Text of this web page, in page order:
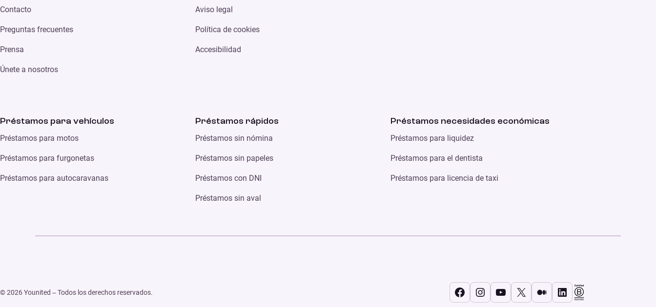
Contacto
Preguntas frecuentes
Prensa
Únete a nosotros
Aviso legal
Política de cookies
Accesibilidad
Préstamos para vehículos
Préstamos para motos
Préstamos para furgonetas
Préstamos para autocaravanas
Préstamos rápidos
Préstamos sin nómina
Préstamos sin papeles
Préstamos con DNI
Préstamos sin aval
Préstamos necesidades económicas
Préstamos para liquidez
Préstamos para el dentista
Préstamos para licencia de taxi
© 2026 Younited – Todos los derechos reservados. Facebook
Instagram
YouTube
X Medium
LinkedIn